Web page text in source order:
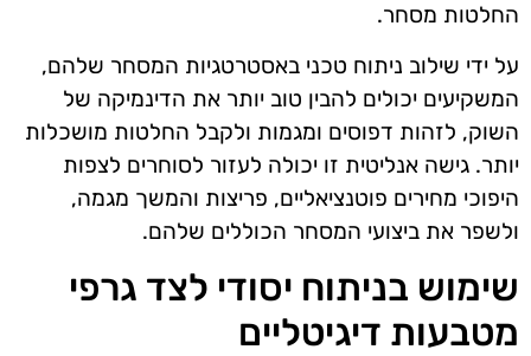
החלטות מסחר.
על ידי שילוב ניתוח טכני באסטרטגיות המסחר שלהם,
המשקיעים יכולים להבין טוב יותר את הדינמיקה של
השוק, לזהות דפוסים ומגמות ולקבל החלטות מושכלות
יותר. גישה אנליטית זו יכולה לעזור לסוחרים לצפות
היפוכי מחירים פוטנציאליים, פריצות והמשך מגמה,
ולשפר את ביצועי המסחר הכוללים שלהם.
שימוש בניתוח יסודי לצד גרפי
מטבעות דיגיטליים